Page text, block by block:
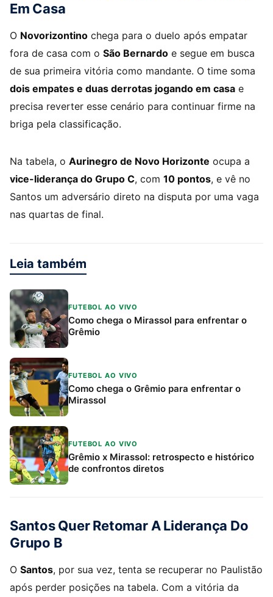
Em Casa
O Novorizontino chega para o duelo após empatar
fora de casa com o São Bernardo e segue em busca
de sua primeira vitória como mandante. O time soma
dois empates e duas derrotas jogando em casa e
precisa reverter esse cenário para continuar firme na
briga pela classificação.
Na tabela, o Aurinegro de Novo Horizonte ocupa a
vice-liderança do Grupo C, com 10 pontos, e vê no
Santos um adversário direto na disputa por uma vaga
nas quartas de final.
Leia também
FUTEBOL AO VIVO
Como chega o Mirassol para enfrentar o
Grêmio
FUTEBOL AO VIVO
Como chega o Grêmio para enfrentar o
Mirassol
FUTEBOL AO VIVO
Grêmio x Mirassol: retrospecto e histórico
de confrontos diretos
Santos Quer Retomar A Liderança Do
Grupo B
O Santos, por sua vez, tenta se recuperar no Paulistão
após perder posições na tabela. Com a vitória da